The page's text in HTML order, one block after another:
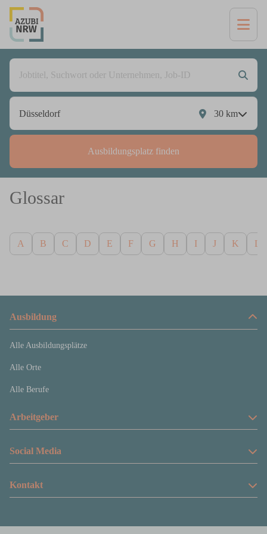
30 km
Ausbildungsplatz finden
Glossar
A B C D E F G H I J K L
Ausbildung
Alle Ausbildungsplätze
Alle Orte
Alle Berufe
Arbeitgeber
Anzeige schalten
Über uns
Social Media
Facebook
Kontakt
Zülpicher Str. 10